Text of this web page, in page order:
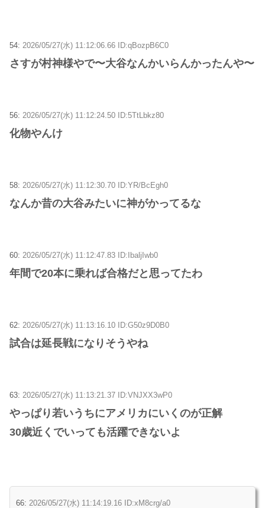
54: 2026/05/27(水) 11:12:06.66 ID:qBozpB6C0
さすが村神様やで〜大谷なんかいらんかったんや〜
56: 2026/05/27(水) 11:12:24.50 ID:5TtLbkz80
化物やんけ
58: 2026/05/27(水) 11:12:30.70 ID:YR/BcEgh0
なんか昔の大谷みたいに神がかってるな
60: 2026/05/27(水) 11:12:47.83 ID:IbaljIwb0
年間で20本に乗れば合格だと思ってたわ
62: 2026/05/27(水) 11:13:16.10 ID:G50z9D0B0
試合は延長戦になりそうやね
63: 2026/05/27(水) 11:13:21.37 ID:VNJXX3wP0
やっぱり若いうちにアメリカにいくのが正解
30歳近くでいっても活躍できないよ
66: 2026/05/27(水) 11:14:19.16 ID:xM8crg/a0